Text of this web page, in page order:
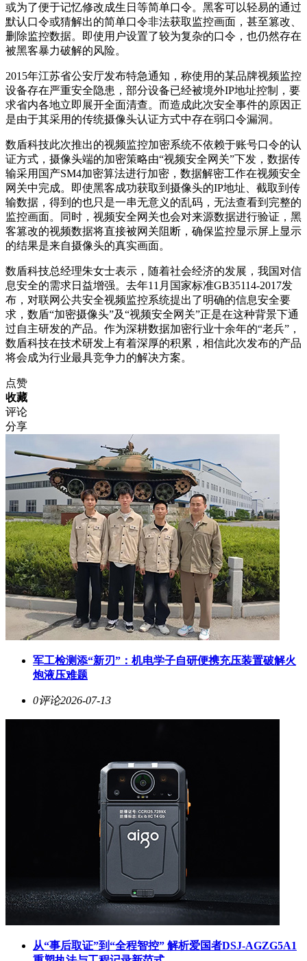
或为了便于记忆修改成生日等简单口令。黑客可以轻易的通过
默认口令或猜解出的简单口令非法获取监控画面，甚至篡改、
删除监控数据。即使用户设置了较为复杂的口令，也仍然存在
被黑客暴力破解的风险。
2015年江苏省公安厅发布特急通知，称使用的某品牌视频监控
设备存在严重安全隐患，部分设备已经被境外IP地址控制，要
求省内各地立即展开全面清查。而造成此次安全事件的原因正
是由于其采用的传统摄像头认证方式中存在弱口令漏洞。
数盾科技此次推出的视频监控加密系统不依赖于账号口令的认
证方式，摄像头端的加密策略由“视频安全网关”下发，数据传
输采用国产SM4加密算法进行加密，数据解密工作在视频安全
网关中完成。即使黑客成功获取到摄像头的IP地址、截取到传
输数据，得到的也只是一串无意义的乱码，无法查看到完整的
监控画面。同时，视频安全网关也会对来源数据进行验证，黑
客篡改的视频数据将直接被网关阻断，确保监控显示屏上显示
的结果是来自摄像头的真实画面。
数盾科技总经理朱女士表示，随着社会经济的发展，我国对信
息安全的需求日益增强。去年11月国家标准GB35114-2017发
布，对联网公共安全视频监控系统提出了明确的信息安全要
求，数盾“加密摄像头”及“视频安全网关”正是在这种背景下通
过自主研发的产品。作为深耕数据加密行业十余年的“老兵”，
数盾科技在技术研发上有着深厚的积累，相信此次发布的产品
将会成为行业最具竞争力的解决方案。
点赞
收藏
评论
分享
军工检测添“新刃”：机电学子自研便携充压装置破解火
炮液压难题
0评论2026-07-13
从“事后取证”到“全程智控” 解析爱国者DSJ-AGZG5A1